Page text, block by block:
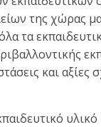
της χώρας
τα
και αξίες
υλικό